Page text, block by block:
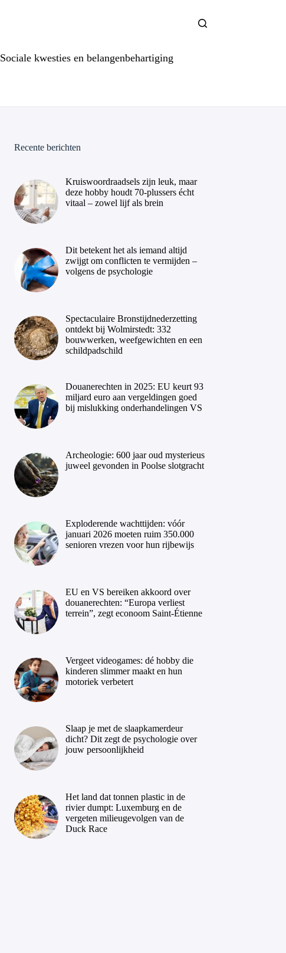
Sociale kwesties en belangenbehartiging
Recente berichten
Kruiswoordraadsels zijn leuk, maar
deze hobby houdt 70-plussers écht
vitaal – zowel lijf als brein
Dit betekent het als iemand altijd
zwijgt om conflicten te vermijden –
volgens de psychologie
Spectaculaire Bronstijdnederzetting
ontdekt bij Wolmirstedt: 332
bouwwerken, weefgewichten en een
schildpadschild
Douanerechten in 2025: EU keurt 93
miljard euro aan vergeldingen goed
bij mislukking onderhandelingen VS
Archeologie: 600 jaar oud mysterieus
juweel gevonden in Poolse slotgracht
Exploderende wachttijden: vóór
januari 2026 moeten ruim 350.000
senioren vrezen voor hun rijbewijs
EU en VS bereiken akkoord over
douanerechten: “Europa verliest
terrein”, zegt econoom Saint-Étienne
Vergeet videogames: dé hobby die
kinderen slimmer maakt en hun
motoriek verbetert
Slaap je met de slaapkamerdeur
dicht? Dit zegt de psychologie over
jouw persoonlijkheid
Het land dat tonnen plastic in de
rivier dumpt: Luxemburg en de
vergeten milieugevolgen van de
Duck Race